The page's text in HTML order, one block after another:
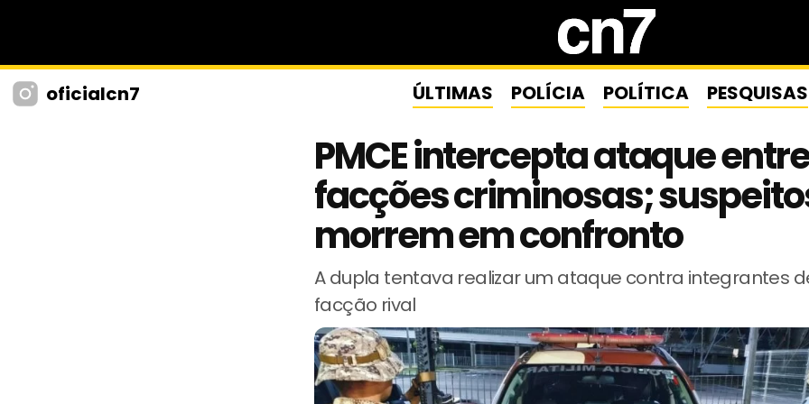
oficialcn7 ÚLTIMAS POLÍCIA POLÍTICA PESQUISAS
PMCE intercepta ataque entre
facções criminosas;
morrem em confronto
A dupla tentava realizar um ataque contra integrantes
facção rival